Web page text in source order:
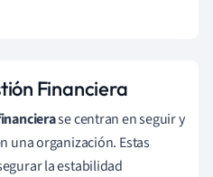
Financiera
se centran en seguir y
una organización. Estas
la estabilidad